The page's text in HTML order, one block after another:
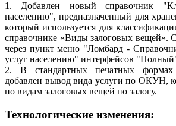
1. Добавлен новый справочник
населению", предназначенный для
который используется для
справочнике «Виды залоговых вещей».
через пункт меню "Ломбард -
услуг населению" интерфейсов
2. В стандартных печатных формах
добавлен вывод вида услуги по ОКУН,
по видам залоговых вещей по залогу.
Технологические изменения: